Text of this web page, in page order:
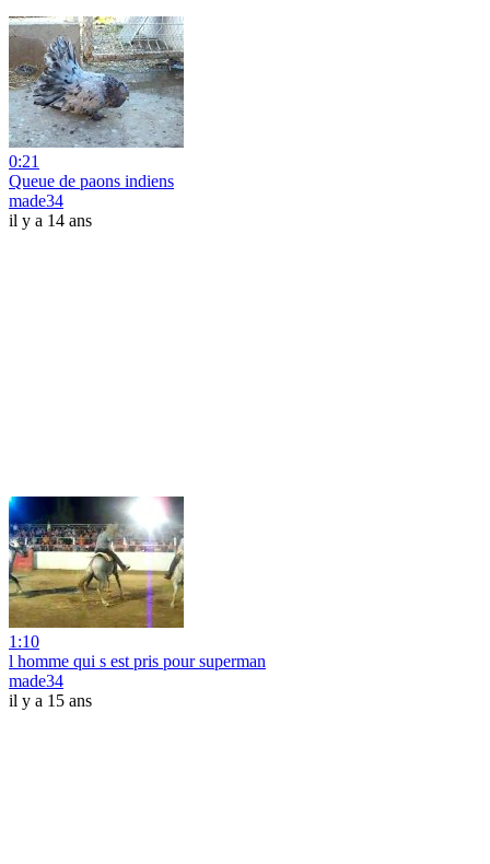
0:21
Queue de paons indiens
made34
il y a 14 ans
1:10
l homme qui s est pris pour superman
made34
il y a 15 ans